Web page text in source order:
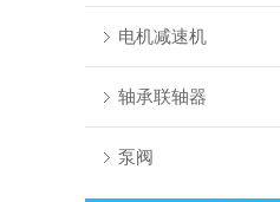
电机减速机
轴承联轴器
泵阀